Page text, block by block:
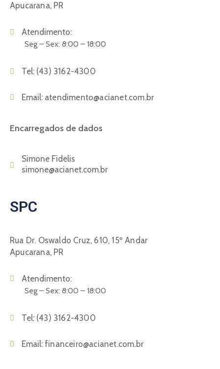
Apucarana, PR
Atendimento:
Seg – Sex: 8:00 – 18:00
Tel: (43) 3162-4300
Email: atendimento@acianet.com.br
Encarregados de dados
Simone Fidelis
simone@acianet.com.br
SPC
Rua Dr. Oswaldo Cruz, 610, 15º Andar
Apucarana, PR
Atendimento:
Seg – Sex: 8:00 – 18:00
Tel: (43) 3162-4300
Email: financeiro@acianet.com.br